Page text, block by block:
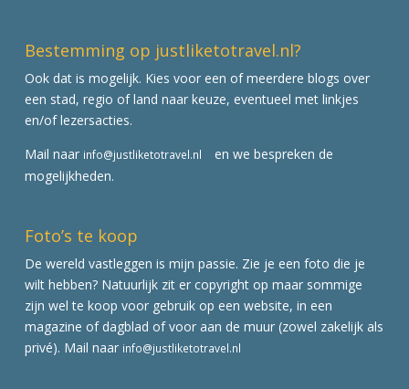
Bestemming op justliketotravel.nl?
Ook dat is mogelijk. Kies voor een of meerdere blogs over
een stad, regio of land naar keuze, eventueel met linkjes
en/of lezersacties.
Mail naar info@justliketotravel.nl
en we bespreken de
mogelijkheden.
Foto’s te koop
De wereld vastleggen is mijn passie. Zie je een foto die je
wilt hebben? Natuurlijk zit er copyright op maar sommige
zijn wel te koop voor gebruik op een website, in een
magazine of dagblad of voor aan de muur (zowel zakelijk als
privé). Mail naar info@justliketotravel.nl